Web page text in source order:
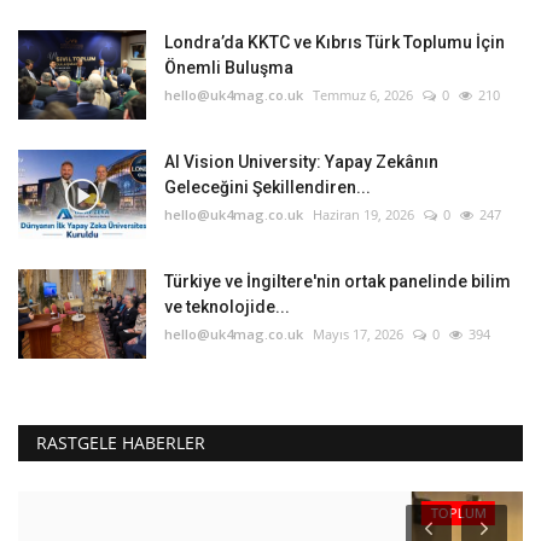
Londra’da KKTC ve Kıbrıs Türk Toplumu İçin
Önemli Buluşma
hello@uk4mag.co.uk Temmuz 6, 2026 0 210
AI Vision University: Yapay Zekânın
Geleceğini Şekillendiren...
hello@uk4mag.co.uk Haziran 19, 2026 0 247
Türkiye ve İngiltere'nin ortak panelinde bilim
ve teknolojide...
hello@uk4mag.co.uk Mayıs 17, 2026 0 394
RASTGELE HABERLER